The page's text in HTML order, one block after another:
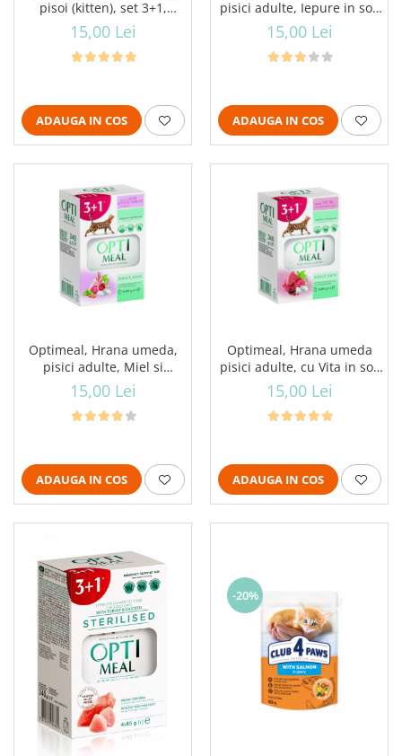
pisoi (kitten), set 3+1,
4*0,085kg
15,00 Lei
ADAUGA IN COS
pisici adulte, Iepure in sos
alb, set 3+1, 4x85g
15,00 Lei
ADAUGA IN COS
Optimeal, Hrana umeda,
pisici adulte, Miel si
legume in jeleu, set 3+1,
4x85g
15,00 Lei
ADAUGA IN COS
Optimeal, Hrana umeda
pisici adulte, cu Vita in sos
de merisoare, set 3+1,
4x85g
15,00 Lei
ADAUGA IN COS
-20%